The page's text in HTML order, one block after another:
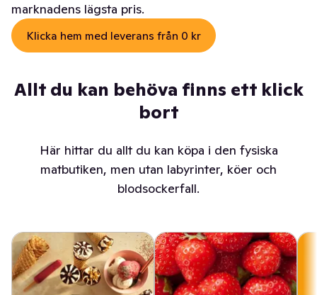
marknadens lägsta pris.
Klicka hem med leverans från 0 kr
Allt du kan behöva finns ett klick
bort
Här hittar du allt du kan köpa i den fysiska
matbutiken, men utan labyrinter, köer och
blodsockerfall.